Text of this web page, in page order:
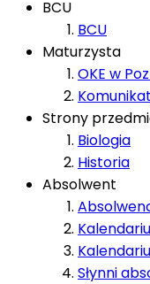
BCU
BCU
Maturzysta
OKE w
Strony
Biologia
Historia
Absolwent
Słynni